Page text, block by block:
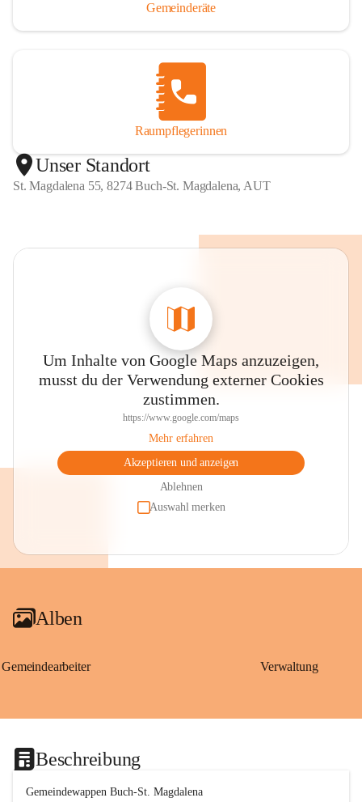
Gemeinderäte
Raumpflegerinnen
Unser Standort
St. Magdalena 55, 8274 Buch-St. Magdalena, AUT
Um Inhalte von Google Maps anzuzeigen,
musst du der Verwendung externer Cookies
zustimmen.
https://www.google.com/maps
Mehr erfahren
Akzeptieren und anzeigen
Ablehnen
Auswahl merken
Alben
Gemeindearbeiter Verwaltung
Beschreibung
Gemeindewappen Buch-St. Magdalena